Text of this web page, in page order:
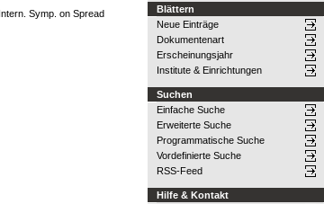
Symp. on Spread
Blättern
Neue Einträge
Dokumentenart
Erscheinungsjahr
Institute & Einrichtungen
Suchen
Einfache Suche
Erweiterte Suche
Programmatische Suche
Vordefinierte Suche
RSS-Feed
Hilfe & Kontakt